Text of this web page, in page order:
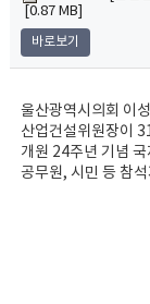
[0.87 MB]
바로보기
울산광역시의회 이
산업건설위원장이
개원 24주년 기념
공무원, 시민 등 참